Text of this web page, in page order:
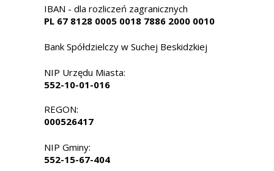
IBAN - dla rozliczeń zagranicznych
PL 67 8128 0005 0018 7886 2000 0010
Bank Spółdzielczy w Suchej Beskidzkiej
NIP Urzędu Miasta:
552-10-01-016
REGON:
000526417
NIP Gminy:
552-15-67-404